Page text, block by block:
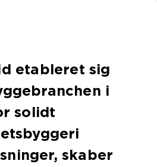
etableret sig
i
solidt
skaber